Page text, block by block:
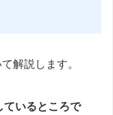
解説します。
ているところで